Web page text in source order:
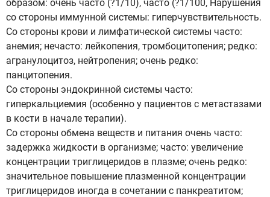
образом: очень часто (?1/10), часто (?1/100, Нарушения
со стороны иммунной системы: гиперчувствительность.
Со стороны крови и лимфатической системы часто:
анемия; нечасто: лейкопения, тромбоцитопения; редко:
агранулоцитоз, нейтропения; очень редко:
панцитопения.
Со стороны эндокринной системы часто:
гиперкальциемия (особенно у пациентов с метастазами
в кости в начале терапии).
Со стороны обмена веществ и питания очень часто:
задержка жидкости в организме; часто: увеличение
концентрации триглицеридов в плазме; очень редко:
значительное повышение плазменной концентрации
триглицеридов иногда в сочетании с панкреатитом;